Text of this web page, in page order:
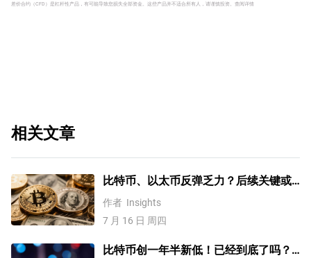
差价合约（CFD）是杠杆性产品，有可能导致您损失全部资金。这些产品并不适合所有人，请谨慎投资。 查阅详情
相关文章
比特币、以太币反弹乏力？后续关键或
需关注国际油价变化！
作者 Insights
7 月 16 日 周四
比特币创一年半新低！已经到底了吗？